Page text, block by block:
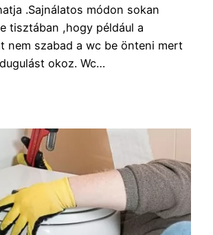
.Sajnálatos módon sokan
tisztában ,hogy például a
nem szabad a wc be önteni mert
okoz. Wc…